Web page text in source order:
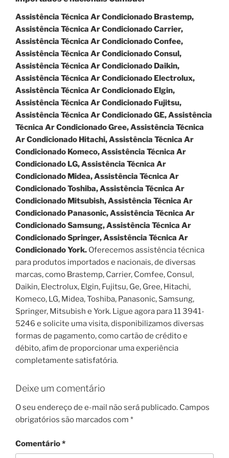
Assistência Técnica Ar Condicionado Brastemp,
Assistência Técnica Ar Condicionado Carrier,
Assistência Técnica Ar Condicionado Confee,
Assistência Técnica Ar Condicionado Consul,
Assistência Técnica Ar Condicionado Daikin,
Assistência Técnica Ar Condicionado Electrolux,
Assistência Técnica Ar Condicionado Elgin,
Assistência Técnica Ar Condicionado Fujitsu,
Assistência Técnica Ar Condicionado GE, Assistência
Técnica Ar Condicionado Gree, Assistência Técnica
Ar Condicionado Hitachi, Assistência Técnica Ar
Condicionado Komeco, Assistência Técnica Ar
Condicionado LG, Assistência Técnica Ar
Condicionado Midea, Assistência Técnica Ar
Condicionado Toshiba, Assistência Técnica Ar
Condicionado Mitsubish, Assistência Técnica Ar
Condicionado Panasonic, Assistência Técnica Ar
Condicionado Samsung, Assistência Técnica Ar
Condicionado Springer, Assistência Técnica Ar
Condicionado York. Oferecemos assistência técnica
para produtos importados e nacionais, de diversas
marcas, como Brastemp, Carrier, Comfee, Consul,
Daikin, Electrolux, Elgin, Fujitsu, Ge, Gree, Hitachi,
Komeco, LG, Midea, Toshiba, Panasonic, Samsung,
Springer, Mitsubish e York. Ligue agora para 11 3941-
5246 e solicite uma visita, disponibilizamos diversas
formas de pagamento, como cartão de crédito e
débito, afim de proporcionar uma experiência
completamente satisfatória.
Deixe um comentário
O seu endereço de e-mail não será publicado. Campos
obrigatórios são marcados com *
Comentário*